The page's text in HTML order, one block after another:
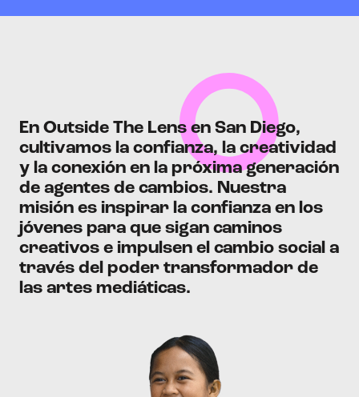
En Outside The Lens en San Diego,
cultivamos la confianza, la creatividad
y la conexión en la próxima generación
de agentes de cambios. Nuestra
misión es inspirar la confianza en los
jóvenes para que sigan caminos
creativos e impulsen el cambio social a
través del poder transformador de
las artes mediáticas.